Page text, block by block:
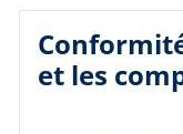
et les